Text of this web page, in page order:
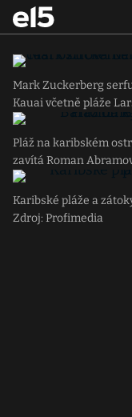
Mark Zuckerberg
Kauai včetně pláže
Pláž na karibském
zavítá Roman
Karibské pláže a
Zdroj: Profimedia